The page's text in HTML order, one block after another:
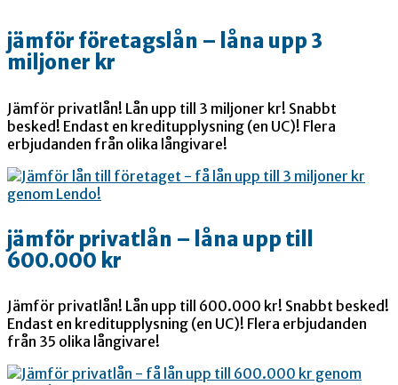
jämför företagslån – låna upp 3
miljoner kr
Jämför privatlån! Lån upp till 3 miljoner kr! Snabbt
besked! Endast en kreditupplysning (en UC)! Flera
erbjudanden från olika långivare!
jämför privatlån – låna upp till
600.000 kr
Jämför privatlån! Lån upp till 600.000 kr! Snabbt besked!
Endast en kreditupplysning (en UC)! Flera erbjudanden
från 35 olika långivare!